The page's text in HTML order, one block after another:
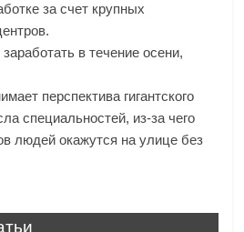
за счет крупных
в течение осени,
перспектива гигантского
специальностей, из-за чего
людей окажутся на улице без